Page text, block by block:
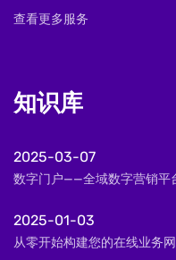
查看更多服务
知识库
2025-03-07
数字门户——全域数字营销平
2025-01-03
从零开始构建您的在线业务